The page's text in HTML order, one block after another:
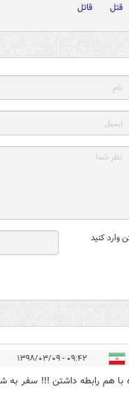
قتل قاتل
وارد کنید
۰۹:۴۲ - ۱۳۹۸/۰۳/۰۹
با هم رابطه داشتن !!! سفر به